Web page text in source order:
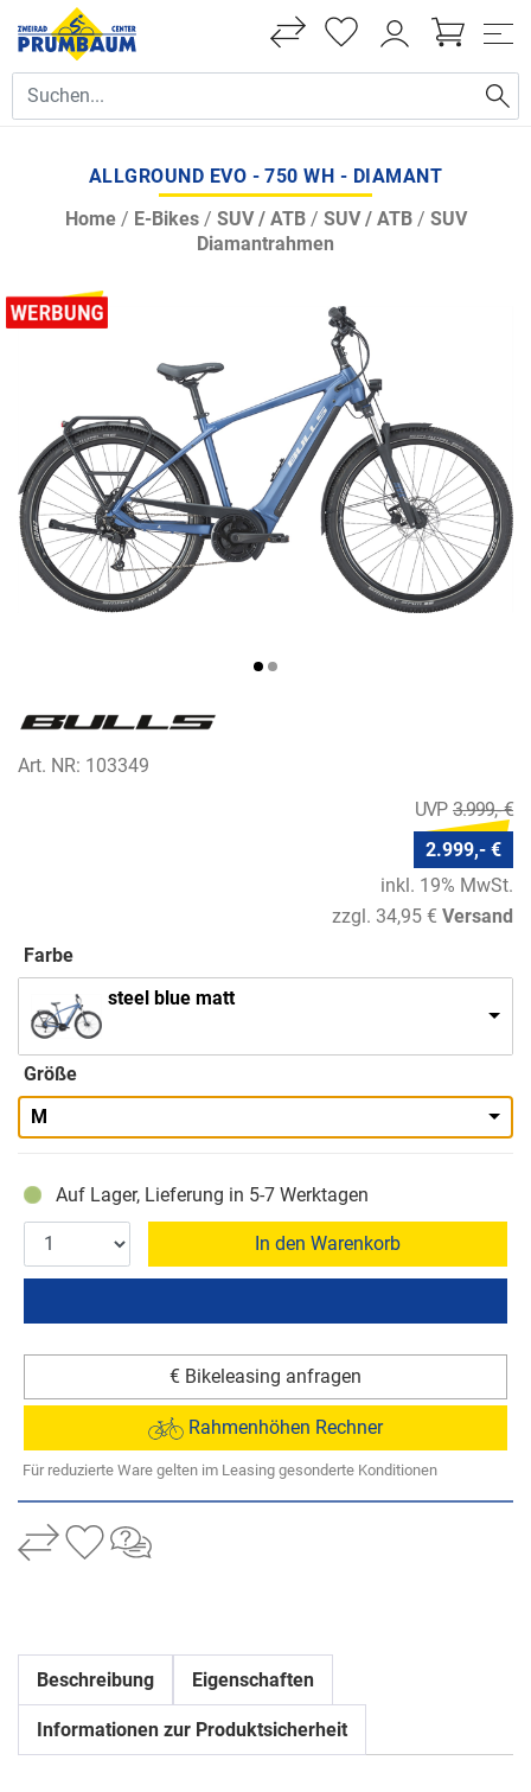
ALLGROUND EVO - 750 WH - DIAMANT
Home/ E-Bikes/ SUV / ATB/ SUV / ATB/ SUV
Diamantrahmen
Art. NR: 103349
3.999,- €
2.999,- €
inkl. 19% MwSt.
zzgl. 34,95 € Versand
Farbe
steel blue matt
Größe
M
Auf Lager, Lieferung in 5-7 Werktagen
In den Warenkorb
€ Bikeleasing anfragen
Rahmenhöhen Rechner
Für reduzierte Ware gelten im Leasing gesonderte Konditionen
Beschreibung Eigenschaften
Informationen zur Produktsicherheit